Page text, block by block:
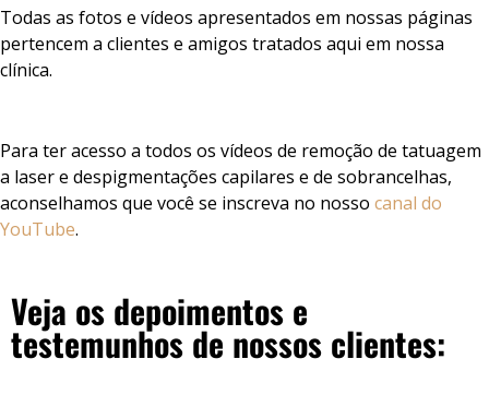
Todas as fotos e vídeos apresentados em nossas páginas
pertencem a clientes e amigos tratados aqui em nossa
clínica.
Para ter acesso a todos os vídeos de remoção de tatuagem
a laser e despigmentações capilares e de sobrancelhas,
aconselhamos que você se inscreva no nosso canal do
YouTube.
Veja os depoimentos e
testemunhos de nossos clientes: